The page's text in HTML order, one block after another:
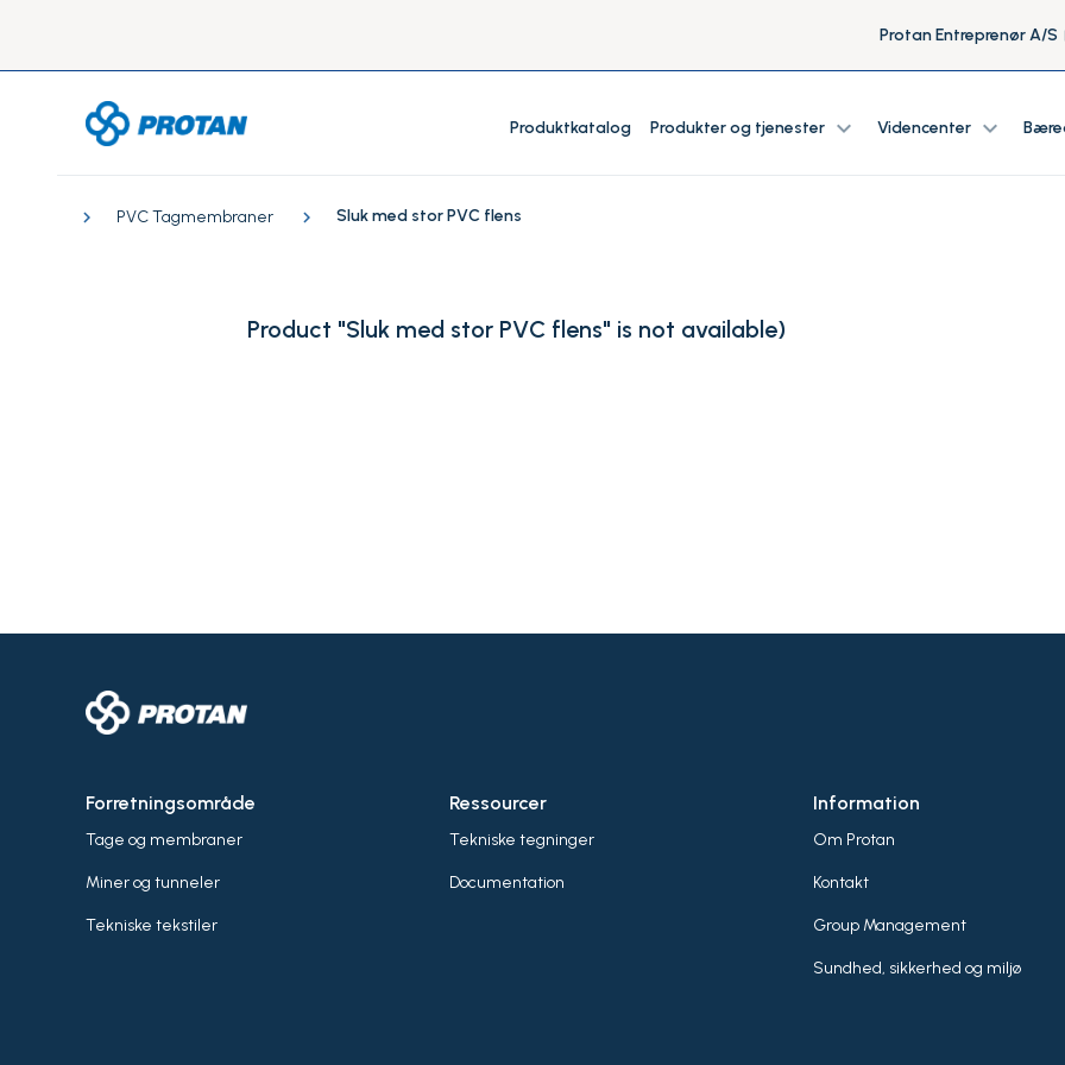
Protan Entreprenør A/S
Produktkatalog Produkter og tjenester expand_more Videncenter expand_more
PVC Tagmembraner Sluk med stor PVC flens
Product "Sluk med stor PVC flens" is not available)
Forretningsområde
Tage og membraner
Miner og tunneler
Tekniske tekstiler
Ressourcer
Tekniske tegninger
Documentation
Information
Om Protan
Kontakt
Group Management
Sundhed, sikkerhed og miljø